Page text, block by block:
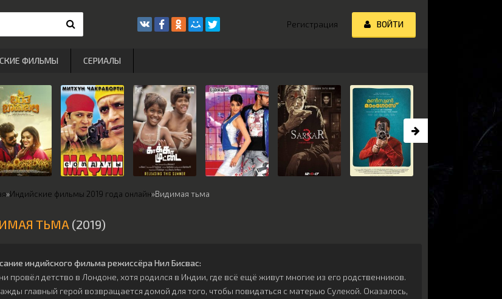
»Индийские фильмы 2019 года онлайн»Видимая тьма
ТЬМА (2019)
индийского фильма режиссёра Нил Бисвас:
провёл детство в Лондоне, хотя родился в Индии, где всё ещё живут многие из его родственников.
главный герой возвращается домой для того, чтобы повидаться с матерью Сулекой. Оказалось,
Регистрация ВОЙТИ
ФИЛЬМЫ СЕРИАЛЫ